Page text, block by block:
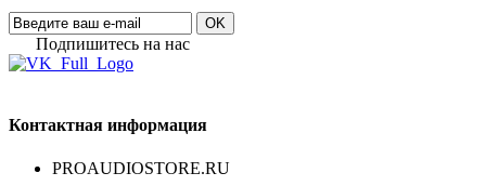
OK
Подпишитесь на наc
Контактная информация
PROAUDIOSTORE.RU